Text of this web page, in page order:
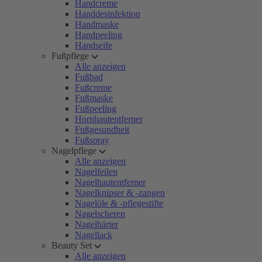
Handcreme
Handdesinfektion
Handmaske
Handpeeling
Handseife
Fußpflege
Alle anzeigen
Fußbad
Fußcreme
Fußmaske
Fußpeeling
Hornhautentferner
Fußgesundheit
Fußspray
Nagelpflege
Alle anzeigen
Nagelfeilen
Nagelhautentferner
Nagelknipser & -zangen
Nagelöle & -pflegestifte
Nagelscheren
Nagelhärter
Nagellack
Beauty Set
Alle anzeigen